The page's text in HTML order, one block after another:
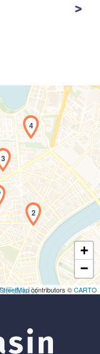
cours...
2
3
4
+
−
contributors ©CARTO